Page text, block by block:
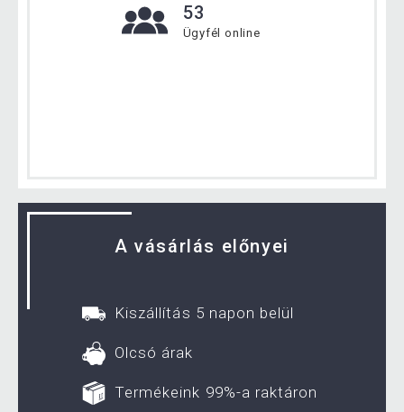
53
Ügyfél online
A vásárlás előnyei
Kiszállítás 5 napon belül
Olcsó árak
Termékeink 99%-a raktáron